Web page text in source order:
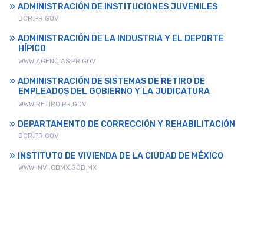
ADMINISTRACIÓN DE INSTITUCIONES JUVENILES
DCR.PR.GOV
ADMINISTRACIÓN DE LA INDUSTRIA Y EL DEPORTE
HÍPICO
WWW.AGENCIAS.PR.GOV
ADMINISTRACIÓN DE SISTEMAS DE RETIRO DE
EMPLEADOS DEL GOBIERNO Y LA JUDICATURA
WWW.RETIRO.PR.GOV
DEPARTAMENTO DE CORRECCIÓN Y REHABILITACIÓN
DCR.PR.GOV
INSTITUTO DE VIVIENDA DE LA CIUDAD DE MÉXICO
WWW.INVI.CDMX.GOB.MX